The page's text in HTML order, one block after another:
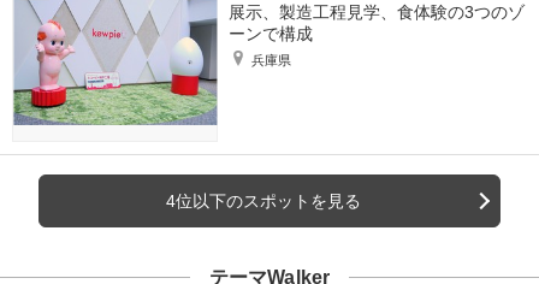
展示、製造工程見学、食体験の3つのゾ
ーンで構成
兵庫県
4位以下のスポットを見る
テーマWalker